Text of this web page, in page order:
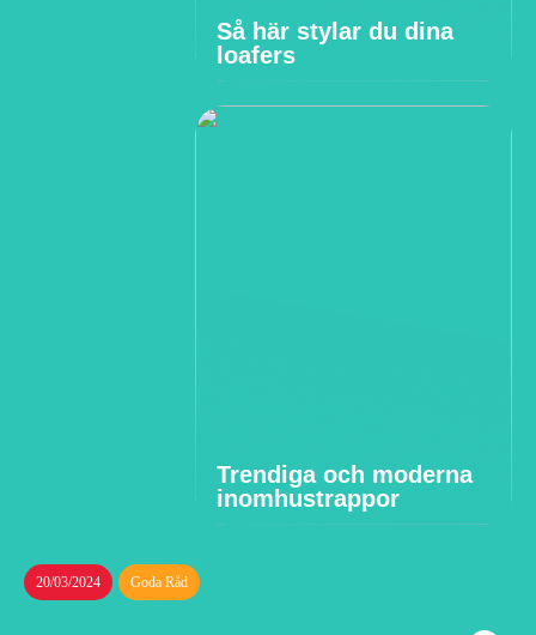
Så här stylar du dina
loafers
Trendiga och moderna
inomhustrappor
20/03/2024 Goda Råd